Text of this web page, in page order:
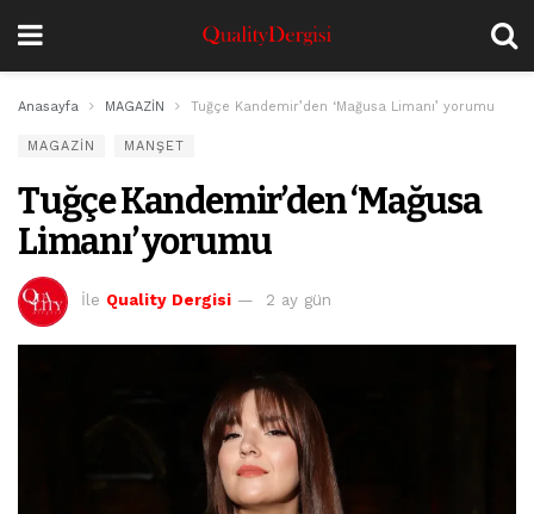
Anasayfa MAGAZİN Tuğçe Kandemir’den ‘Mağusa Limanı’ yorumu
MAGAZİN MANŞET
Tuğçe Kandemir’den ‘Mağusa
Limanı’ yorumu
İle Quality Dergisi 2 ay gün